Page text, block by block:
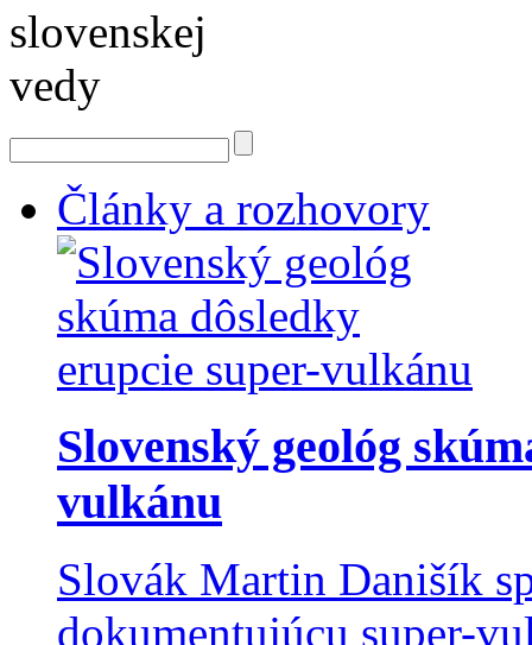
Články a rozhovory
Slovenský geológ
vulkánu
Slovák Martin Danišík
dokumentujúcu super-